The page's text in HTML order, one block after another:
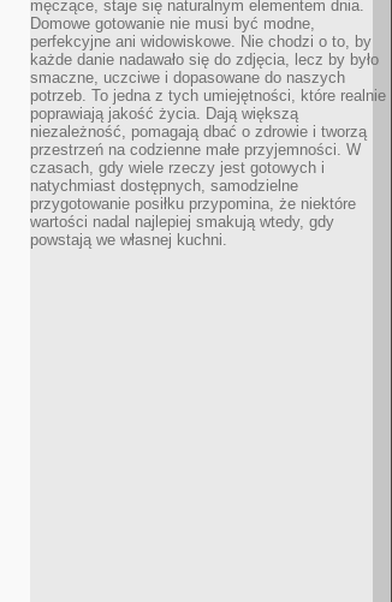
męczące, staje się naturalnym elementem dnia.
Domowe gotowanie nie musi być modne,
perfekcyjne ani widowiskowe. Nie chodzi o to, by
każde danie nadawało się do zdjęcia, lecz by było
smaczne, uczciwe i dopasowane do naszych
potrzeb. To jedna z tych umiejętności, które realnie
poprawiają jakość życia. Dają większą
niezależność, pomagają dbać o zdrowie i tworzą
przestrzeń na codzienne małe przyjemności. W
czasach, gdy wiele rzeczy jest gotowych i
natychmiast dostępnych, samodzielne
przygotowanie posiłku przypomina, że niektóre
wartości nadal najlepiej smakują wtedy, gdy
powstają we własnej kuchni.